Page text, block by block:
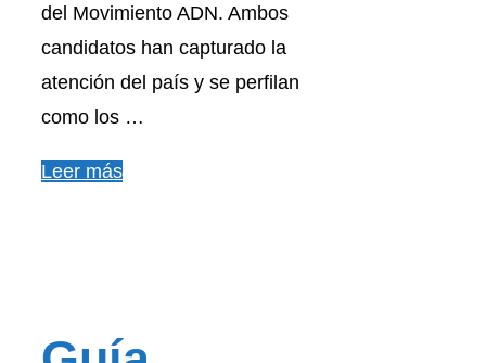
del Movimiento ADN. Ambos
candidatos han capturado la
atención del país y se perfilan
como los …
Leer más